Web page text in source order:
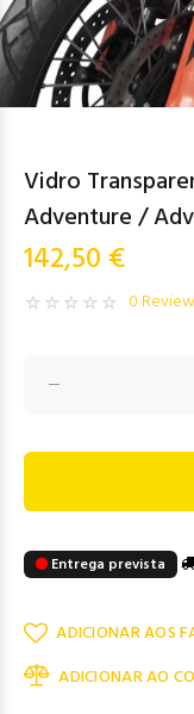
Vidro
Adventure /
142,50 €
0
Entrega prevista
ADICIONAR AOS
ADICIONAR AO